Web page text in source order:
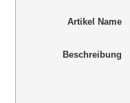
Artikel Name
Beschreibung